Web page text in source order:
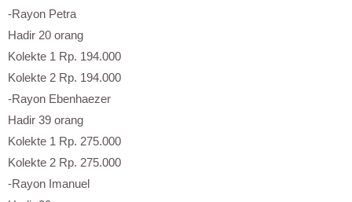
-Rayon Petra
Hadir 20 orang
Kolekte 1 Rp. 194.000
Kolekte 2 Rp. 194.000
-Rayon Ebenhaezer
Hadir 39 orang
Kolekte 1 Rp. 275.000
Kolekte 2 Rp. 275.000
-Rayon Imanuel